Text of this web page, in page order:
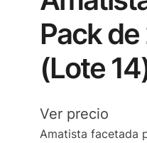
Pack de
(Lote
Ver precio
Amatista facetada